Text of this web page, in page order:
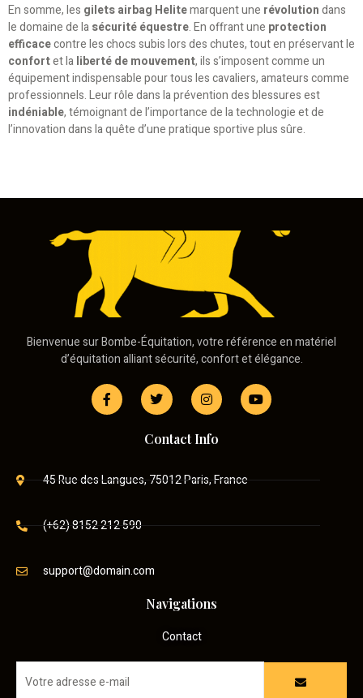
En somme, les gilets airbag Helitemarquent une révolutiondans
le domaine de lasécurité équestre. En offrant une protection
efficacecontre les chocs subis lors des chutes, tout en préservant le
confortet laliberté de mouvement, ils s’imposent comme un
équipement indispensable pour tous les cavaliers, amateurs comme
professionnels. Leur rôle dans la prévention des blessures est
indéniable, témoignant de l’importance de la technologie et de
l’innovation dans la quête d’une pratique sportive plus sûre.
Bienvenue sur Bombe-Équitation, votre référence en matériel
d’équitation alliant sécurité, confort et élégance.
Contact Info
45 Rue des Langues, 75012 Paris, France
(+62) 8152 212 590
support@domain.com
Navigations
Contact